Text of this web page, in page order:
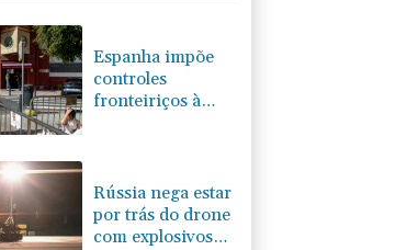
Espanha impõe
controles
fronteiriços à
Rússia nega estar
por trás do drone
com explosivos